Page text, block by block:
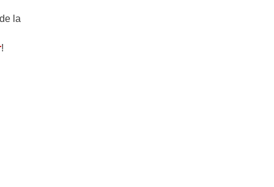
la
!